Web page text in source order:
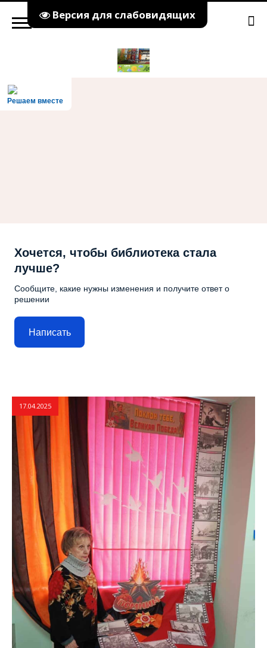
Версия для слабовидящих
Решаем вместе
Хочется, чтобы библиотека стала
лучше?
Сообщите, какие нужны изменения и получите ответ о
решении
Написать
17.04.2025